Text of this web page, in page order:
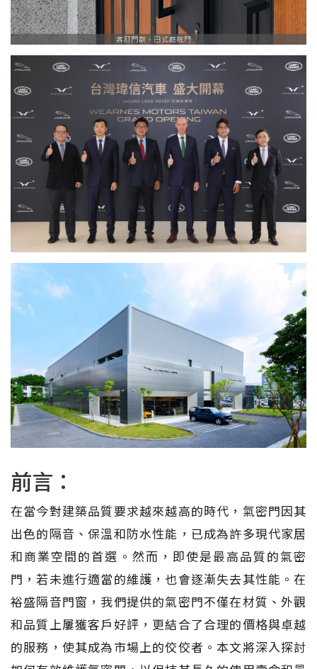
前言：
在當今對建築品質要求越來越高的時代，氣密門因其
出色的隔音、保溫和防水性能，已成為許多現代家居
和商業空間的首選。然而，即使是最高品質的氣密
門，若未進行適當的維護，也會逐漸失去其性能。在
裕盛隔音門窗，我們提供的氣密門不僅在材質、外觀
和品質上屢獲客戶好評，更結合了合理的價格與卓越
的服務，使其成為市場上的佼佼者。本文將深入探討